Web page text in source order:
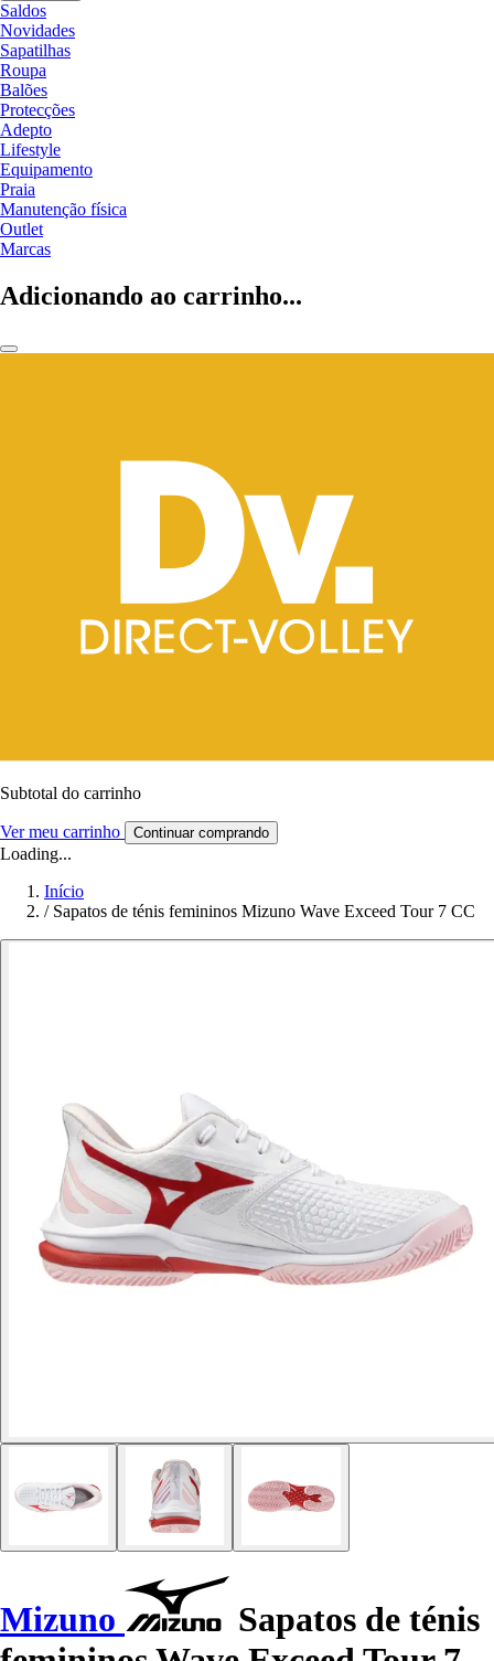
Saldos
Novidades
Sapatilhas
Roupa
Balões
Protecções
Adepto
Lifestyle
Equipamento
Praia
Manutenção física
Outlet
Marcas
Adicionando ao carrinho...
Subtotal do carrinho
Ver meu carrinho Continuar comprando
Loading...
Início
/ Sapatos de ténis femininos Mizuno Wave Exceed Tour 7 CC
Mizuno
Sapatos de ténis